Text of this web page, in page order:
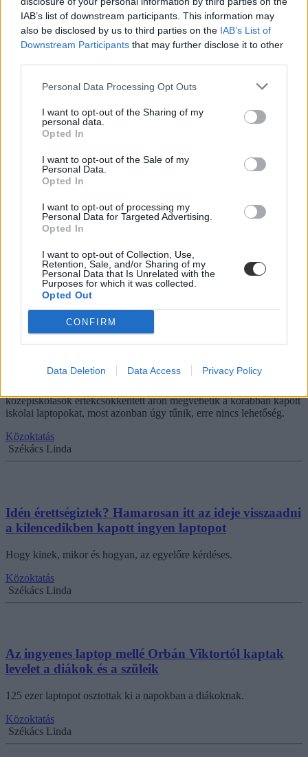
IAB’s list of downstream participants. This information may
also be disclosed by us to third parties on the IAB’s List of
Downstream Participants that may further disclose it to other
Personal Data Processing Opt Outs
I want to opt-out of the Sharing of my
personal data.
Opted In
I want to opt-out of the Sale of my
Personal Data.
Opted In
I want to opt-out of processing my
Personal Data for Targeted Advertising.
Opted In
I want to opt-out of Collection, Use,
Retention, Sale, and/or Sharing of my
Personal Data that Is Unrelated with the
Purposes for which it was collected.
Opted Out
CONFIRM
Data Deletion Data Access Privacy Policy
Már nem kapnak Flandriában ingyen laptopot a
középiskolások
Nem egy napon kezdődik minden diáknak Belgiumban a tanév, és a
telefonok iskolai használatában is különbségek vannak a francia és a
flamand területek között.
Közoktatás
Kurucz-Gáspár Tünde
kapott ingyen laptopot?
A végzős diákoknak legkésőbb a tanév végén vissza kell adni a
Közoktatás
Székács Linda
Megvásárolhatják a kormánytól kapott ingyen
laptopokat a végzős diákok a tanév végén?
középiskolások értékcsökkentett áron megvehetik a korábban kapott
iskolai laptopokat, most azonban úgy tűnik, erre nincs lehetőség.
Közoktatás
Székács Linda
Idén érettségiztek? Hamarosan itt az ideje visszaadni
a kilencedikben kapott ingyen laptopot
Hogy kinek, mikor és hogyan, az egyelőre kérdéses.
Közoktatás
Székács Linda
Az ingyenes laptop mellé Orbán Viktortól kaptak
levelet a diákok és a szüleik
125 ezer laptopot osztottak ki a napokban a diákoknak.
Közoktatás
Székács Linda